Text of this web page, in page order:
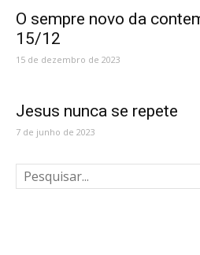
O sempre novo da
15/12
15 de dezembro de 2023
Jesus nunca se repete
7 de junho de 2023